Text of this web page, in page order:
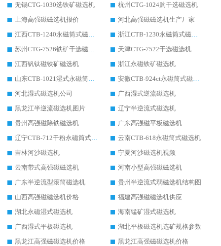
无锡CTG-1030选铁矿磁选机
杭州CTG-1024购干选磁选机
上海高强磁磁选机报价
河北高强磁磁选机生产厂家
江西CTB-1240永磁筒式磁选机厂家
浙江CTB-1230永磁筒式磁选机生产厂家
苏州CTG-7526铁矿干选磁选机
天津CTG-7522干选磁选机
江西钒钛磁铁矿磁选机
浙江永磁铁矿磁选机
山东CTB-1021湿式永磁筒式磁选机
安徽CTB-924ct永磁筒式磁选机
河北湿式磁选机公司
广西湿式逆流磁选机
黑龙江半逆流磁选机图片
辽宁半逆流式磁选机
贵州高强磁除铁磁选机
广东高强磁平板磁选机
辽宁CTB-712干粉永磁筒式磁选机
云南CTB-618永磁筒式磁选机
吉林河沙磁选机
宁夏河沙磁选机视频
云南带式高强磁磁选机
河南小型高强磁磁选机
广东半逆流型滚筒磁选机
贵州半逆流式弱磁选机结构图
山西高强磁磁选机价格
福建高强磁磁选机供应
湖北永磁湿式磁选机
海南锰矿湿式磁选机
广西湿式平板磁选机
湖北平板磁选机选矿规格参数
黑龙江高强磁磁选机价格
黑龙江高强磁磁选机价格